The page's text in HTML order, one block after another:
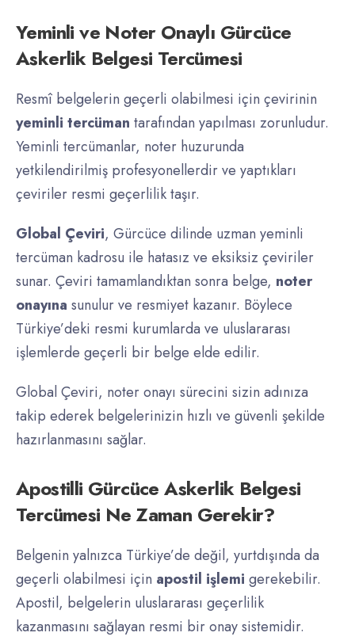
Yeminli ve Noter Onaylı Gürcüce
Askerlik Belgesi Tercümesi
Resmî belgelerin geçerli olabilmesi için çevirinin
yeminli tercüman tarafından yapılması zorunludur.
Yeminli tercümanlar, noter huzurunda
yetkilendirilmiş profesyonellerdir ve yaptıkları
çeviriler resmi geçerlilik taşır.
Global Çeviri, Gürcüce dilinde uzman yeminli
tercüman kadrosu ile hatasız ve eksiksiz çeviriler
sunar. Çeviri tamamlandıktan sonra belge, noter
onayına sunulur ve resmiyet kazanır. Böylece
Türkiye’deki resmi kurumlarda ve uluslararası
işlemlerde geçerli bir belge elde edilir.
Global Çeviri, noter onayı sürecini sizin adınıza
takip ederek belgelerinizin hızlı ve güvenli şekilde
hazırlanmasını sağlar.
Apostilli Gürcüce Askerlik Belgesi
Tercümesi Ne Zaman Gerekir?
Belgenin yalnızca Türkiye’de değil, yurtdışında da
geçerli olabilmesi için apostil işlemi gerekebilir.
Apostil, belgelerin uluslararası geçerlilik
kazanmasını sağlayan resmi bir onay sistemidir.